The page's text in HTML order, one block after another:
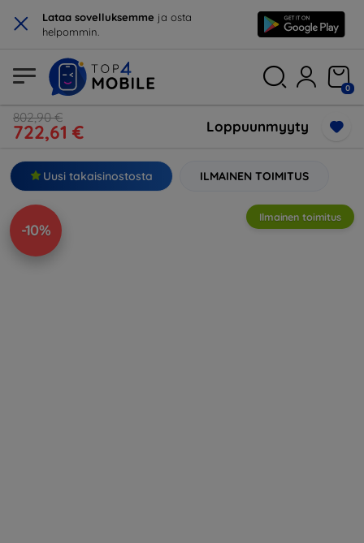
× Lataa sovelluksemme ja osta
helpommin.
0
802,90 €
722,61 € Loppuunmyyty
Uusi takaisinostosta ILMAINEN TOIMITUS
-10%
Ilmainen toimitus